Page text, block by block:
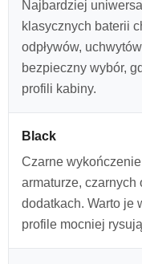
Najbardziej
klasycznych baterii
odpływów,
bezpieczny wybór,
profili kabiny.
Black
Czarne
armaturze, czarnych
dodatkach. Warto je
profile mocniej